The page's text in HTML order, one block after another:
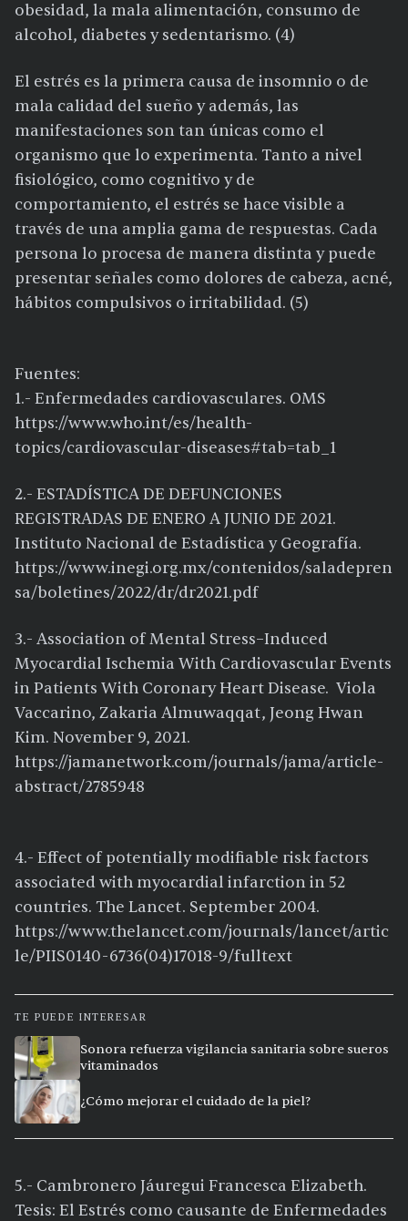
obesidad, la mala alimentación, consumo de
alcohol, diabetes y sedentarismo. (4)
El estrés es la primera causa de insomnio o de
mala calidad del sueño y además, las
manifestaciones son tan únicas como el
organismo que lo experimenta. Tanto a nivel
fisiológico, como cognitivo y de
comportamiento, el estrés se hace visible a
través de una amplia gama de respuestas. Cada
persona lo procesa de manera distinta y puede
presentar señales como dolores de cabeza, acné,
hábitos compulsivos o irritabilidad. (5)
Fuentes:
1.- Enfermedades cardiovasculares. OMS
https://www.who.int/es/health-
topics/cardiovascular-diseases#tab=tab_1
2.- ESTADÍSTICA DE DEFUNCIONES
REGISTRADAS DE ENERO A JUNIO DE 2021.
Instituto Nacional de Estadística y Geografía.
https://www.inegi.org.mx/contenidos/saladepren
sa/boletines/2022/dr/dr2021.pdf
3.- Association of Mental Stress–Induced
Myocardial Ischemia With Cardiovascular Events
in Patients With Coronary Heart Disease. Viola
Vaccarino, Zakaria Almuwaqqat, Jeong Hwan
Kim. November 9, 2021.
https://jamanetwork.com/journals/jama/article-
abstract/2785948
4.- Effect of potentially modifiable risk factors
associated with myocardial infarction in 52
countries. The Lancet. September 2004.
https://www.thelancet.com/journals/lancet/artic
le/PIIS0140-6736(04)17018-9/fulltext
TE PUEDE INTERESAR
Sonora refuerza vigilancia sanitaria sobre sueros
vitaminados
¿Cómo mejorar el cuidado de la piel?
5.- Cambronero Jáuregui Francesca Elizabeth.
Tesis: El Estrés como causante de Enfermedades